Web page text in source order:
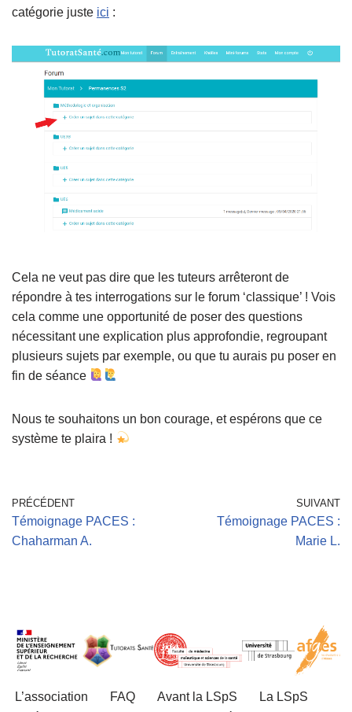
catégorie juste ici :
Cela ne veut pas dire que les tuteurs arrêteront de
répondre à tes interrogations sur le forum ‘classique’ ! Vois
cela comme une opportunité de poser des questions
nécessitant une explication plus approfondie, regroupant
plusieurs sujets par exemple, ou que tu aurais pu poser en
fin de séance
Nous te souhaitons un bon courage, et espérons que ce
système te plaira !
PRÉCÉDENT
Témoignage PACES :
Chaharman A.
SUIVANT
Témoignage PACES :
Marie L.
L’association FAQ Avant la LSpS
La LSpS